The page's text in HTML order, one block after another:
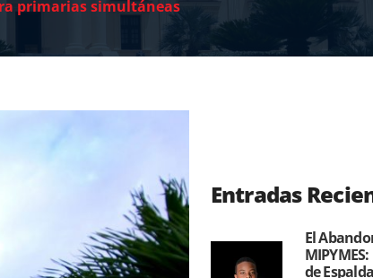
primarias simultáneas
Entradas
El
de